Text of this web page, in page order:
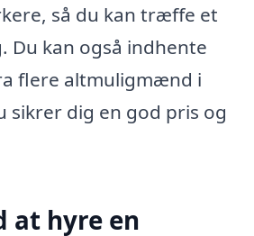
så du kan træffe et
Du kan også indhente
flere altmuligmænd i
sikrer dig en god pris og
at hyre en